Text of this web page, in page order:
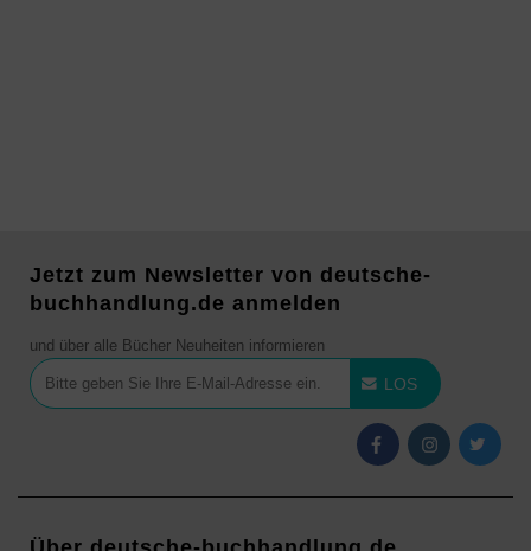
Jetzt zum Newsletter von deutsche-
buchhandlung.de anmelden
und über alle Bücher Neuheiten informieren
LOS